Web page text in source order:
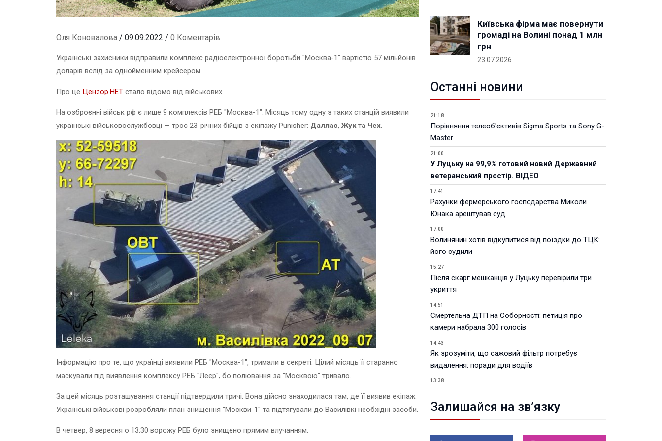
Оля Коновалова / 09.09.2022 / 0 Коментарів
Українські захисники відправили комплекс радіоелектронної боротьби "Москва-1" вартістю 57 мільйонів
доларів вслід за однойменним крейсером.
Про це Цензор.НЕТ стало відомо від військових.
На озброєнні військ рф є лише 9 комплексів РЕБ "Москва-1". Місяць тому одну з таких станцій виявили
українські військовослужбовці — троє 23-річних бійців з екіпажу Punisher: Даллас, Жукта Чех.
Інформацію про те, що українці виявили РЕБ "Москва-1", тримали в секреті. Цілий місяць її старанно
маскували під виявлення комплексу РЕБ "Леєр", бо полювання за "Москвою" тривало.
За цей місяць розташування станції підтвердили тричі. Вона дійсно знаходилася там, де її виявив екіпаж.
Українські військові розробляли план знищення "Москви-1" та підтягували до Василівкі необхідні засоби.
В четвер, 8 вересня о 13:30 ворожу РЕБ було знищено прямим влучанням.
Київська фірма має повернути
громаді на Волині понад 1 млн
грн
23.07.2026
Останні новини
21:18
Порівняння телеоб'єктивів Sigma Sports та Sony G-
Master
21:00
У Луцьку на 99,9% готовий новий Державний
ветеранський простір. ВІДЕО
17:41
Рахунки фермерського господарства Миколи
Юнака арештував суд
17:00
Волинянин хотів відкупитися від поїздки до ТЦК:
його судили
15:27
Після скарг мешканців у Луцьку перевірили три
укриття
14:51
Смертельна ДТП на Соборності: петиція про
камери набрала 300 голосів
14:43
Як зрозуміти, що сажовий фільтр потребує
видалення: поради для водіїв
13:38
питань безбар’єрності
12:22
Залишайся на зв’язку